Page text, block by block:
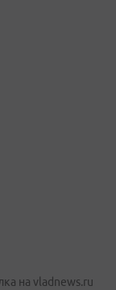
на vladnews.ru